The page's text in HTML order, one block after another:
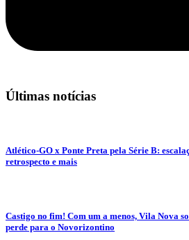
Últimas notícias
Atlético-GO x Ponte Preta pela Série B:
retrospecto e mais
Castigo no fim! Com um a menos, Vila Nova
perde para o Novorizontino